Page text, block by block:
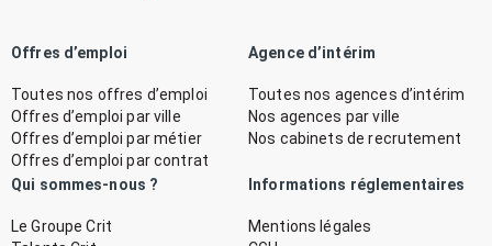
Offres d’emploi
Toutes nos offres d’emploi
Offres d’emploi par ville
Offres d’emploi par métier
Offres d’emploi par contrat
Agence d’intérim
Toutes nos agences d’intérim
Nos agences par ville
Nos cabinets de recrutement
Qui sommes-nous ?
Le Groupe Crit
Informations réglementaires
Mentions légales